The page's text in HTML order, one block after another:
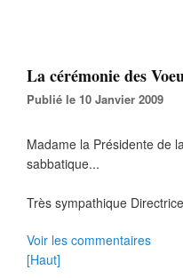
La cérémonie des
Publié le 10 Janvier 2009
Madame la Présidente de
sabbatique...
Très sympathique
Voir les commentaires
[Haut]